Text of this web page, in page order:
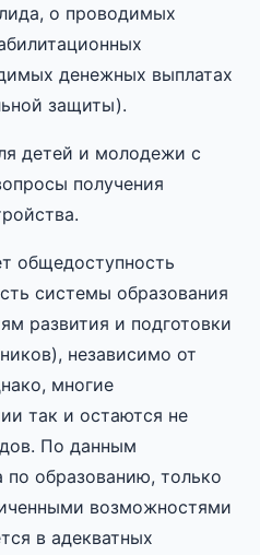
о проводимых
денежных выплатах
защиты).
детей и молодежи с
получения
общедоступность
системы образования
развития и подготовки
независимо от
многие
так и остаются не
По данным
по образованию, только
возможностями
в адекватных